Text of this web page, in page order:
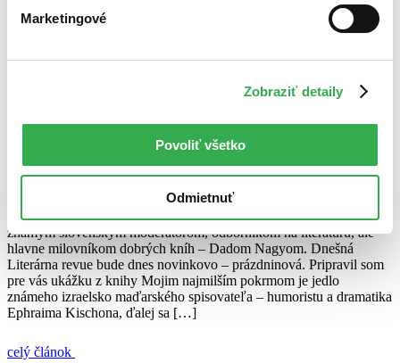
Marketingové
Zobraziť detaily
Povoliť všetko
Odmietnuť
Pavol Dvořák
rozhovor
Juraj Šlesar
Každý druhý týždeň vám prinášame ďalší diel Literárnej revue so
známym slovenským moderátorom, odborníkom na literatúru, ale
hlavne milovníkom dobrých kníh – Dadom Nagyom. Dnešná
Literárna revue bude dnes novinkovo – prázdninová. Pripravil som
pre vás ukážku z knihy Mojim najmilším pokrmom je jedlo
známeho izraelsko maďarského spisovateľa – humoristu a dramatika
Ephraima Kischona, ďalej sa […]
celý článok